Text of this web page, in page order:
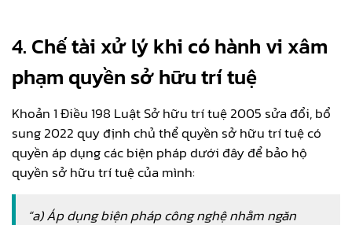
4. Chế tài xử lý khi có hành vi xâm
phạm quyền sở hữu trí tuệ
Khoản 1 Điều 198 Luật Sở hữu trí tuệ 2005 sửa đổi, bổ
sung 2022 quy định chủ thể quyền sở hữu trí tuệ có
quyền áp dụng các biện pháp dưới đây để bảo hộ
quyền sở hữu trí tuệ của mình:
“a) Áp dụng biện pháp công nghệ nhằm ngăn